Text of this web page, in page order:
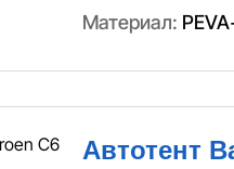
Материал:
Автотент